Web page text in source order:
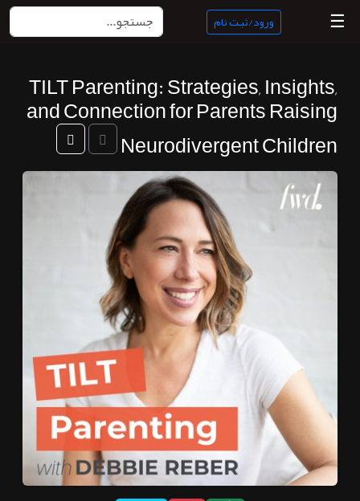
منبع
ناب
جستجو
ثبت نام
اشتراک‌ها
☰ ورود/ثبت نام
TILT Parenting: Strategies, Insights,
and Connection for Parents Raising
Neurodivergent Children